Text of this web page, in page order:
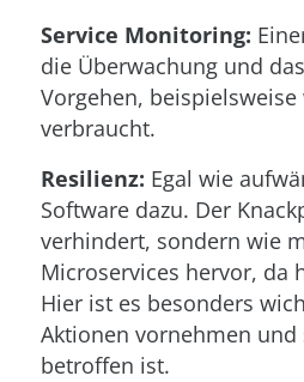
Service Monitoring:
die Überwachung und
Vorgehen,
verbraucht.
Resilienz: Egal wie
Software dazu. Der
verhindert, sondern wie
Microservices hervor, da
Hier ist es besonders
Aktionen vornehmen
betroffen ist.